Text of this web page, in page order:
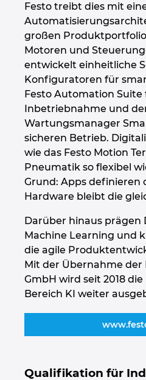
Festo treibt dies mit
großen
Motoren und
entwickelt einheitliche
Konfiguratoren für
Festo Automation
Inbetriebnahme und
Wartungsmanager
sicheren Betrieb.
wie das Festo Motion
Pneumatik so flexibel
Grund: Apps definieren
Hardware bleibt die
Darüber hinaus prägen
Machine Learning und
die agile
Mit der Übernahme
GmbH wird seit 2018
Bereich KI weiter
Qualifikation für
Thailand
Tschechische Republik
Türkei
Ukraine
Ungarn
USA
Vereinigte Arabische